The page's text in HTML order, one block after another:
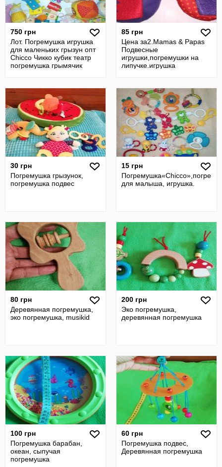
750 грн
Лот. Погремушка игрушка
для маленьких грызун опт
Chicco Чикко кубик театр
погремушка грымячик
85 грн
Цена за2.Mamas & Papas
Подвесные
игрушки,погремушки на
липучке.игрушка
30 грн
Погремушка грызунок,
погремушка подвес
15 грн
для малыша, игрушка.
80 грн
Деревянная погремушка,
эко погремушка, musikid
200 грн
Эко погремушка,
деревянная погремушка
100 грн
Погремушка барабан,
океан, сыпучая
погремушка
60 грн
Погремушка подвес,
Деревянная погремушка